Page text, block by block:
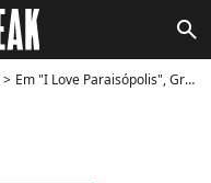
search
Em "I Love Paraisópolis", Grego (Caio Castro) e Benjamin (Maurício Destri) estão fazendo todo mundo suspirar - Foto